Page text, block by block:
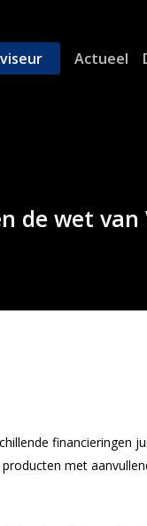
Actueel
de wet van
financieringen
met